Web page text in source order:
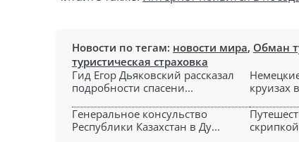
Новости по тегам: новости мира, Обман
туристическая страховка
Гид Егор Дьяковский рассказал
подробности спасени...
круизах
Генеральное консульство
Республики Казахстан в Ду...